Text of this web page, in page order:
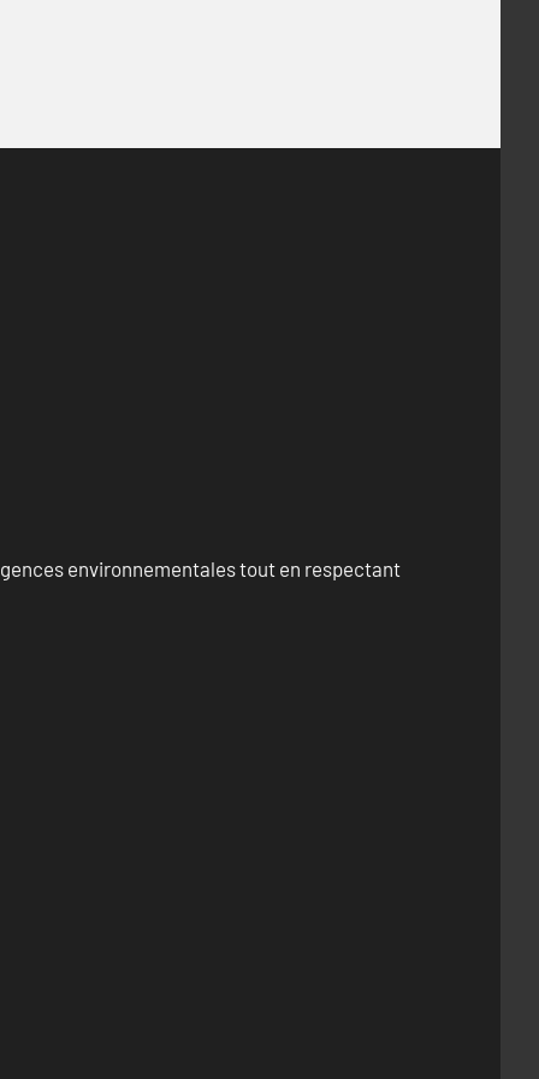
environnementales tout en respectant